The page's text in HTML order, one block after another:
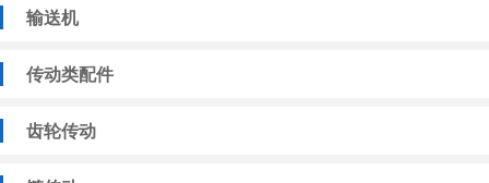
输送机
传动类配件
齿轮传动